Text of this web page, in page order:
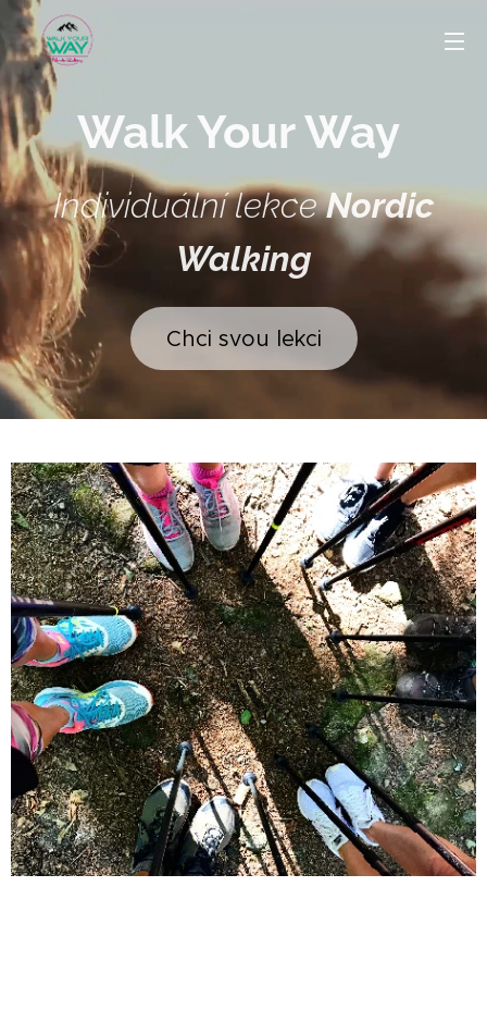
Walk Your Way
Individuální lekceNordic
Walking
Chci svou lekci